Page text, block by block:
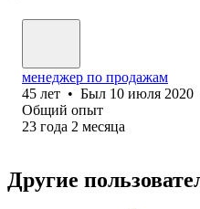
менеджер по продажам
45 лет • Был 10 июля 2020
Общий опыт
23 года 2 месяца
Другие